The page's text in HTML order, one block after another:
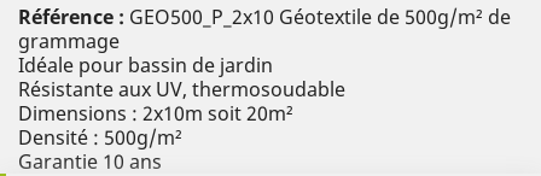
Référence : GEO500_P_2x10 Géotextile de 500g/m² de
grammage
Idéale pour bassin de jardin
Résistante aux UV, thermosoudable
Dimensions : 2x10m soit 20m²
Densité : 500g/m²
Garantie 10 ans